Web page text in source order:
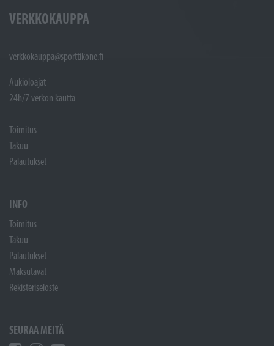
VERKKOKAUPPA
verkkokauppa@sporttikone.fi
Aukioloajat
24h/7 verkon kautta
Toimitus
Takuu
Palautukset
INFO
Toimitus
Takuu
Palautukset
Maksutavat
Rekisteriseloste
SEURAA MEITÄ